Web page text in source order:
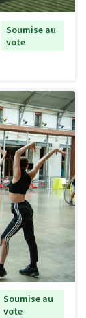
Soumise au
vote
Soumise au
vote